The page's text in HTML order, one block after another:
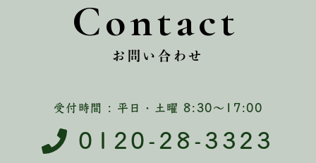
Contact
お問い合わせ
受付時間 : 平日・土曜 8:30〜17:00
0120-28-3323